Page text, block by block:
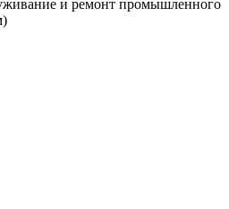
и ремонт промышленного